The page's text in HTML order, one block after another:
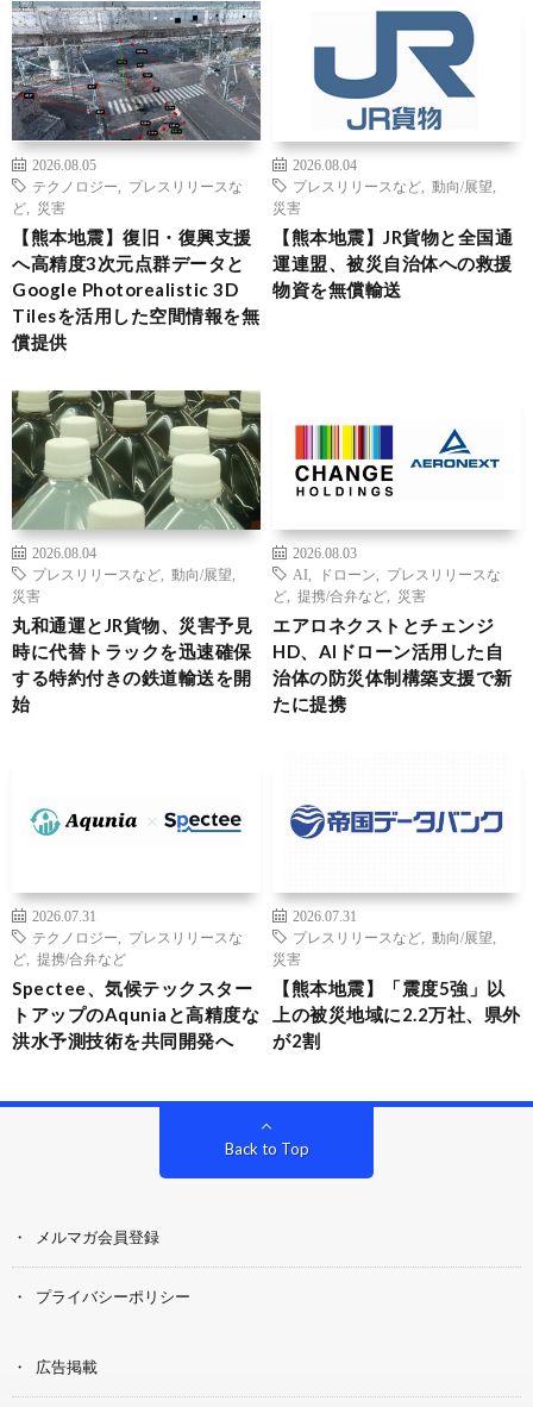
2026.08.05
テクノロジー
プレスリリースな
ど
災害
【熊本地震】復旧・復興支援
へ高精度3次元点群データと
Google Photorealistic 3D
Tilesを活用した空間情報を無
償提供
2026.08.04
プレスリリースなど
動向/展望
災害
【熊本地震】JR貨物と全国通
運連盟、被災自治体への救援
物資を無償輸送
2026.08.04
プレスリリースなど
動向/展望
災害
丸和通運とJR貨物、災害予見
時に代替トラックを迅速確保
する特約付きの鉄道輸送を開
始
2026.08.03
AI
ドローン
プレスリリースな
ど
提携/合弁など 災害
エアロネクストとチェンジ
HD、AIドローン活用した自
治体の防災体制構築支援で新
たに提携
2026.07.31
テクノロジー
プレスリリースな
ど
提携/合弁など
Spectee、気候テックスター
トアップのAquniaと高精度な
洪水予測技術を共同開発へ
2026.07.31
プレスリリースなど
動向/展望
災害
【熊本地震】「震度5強」以
上の被災地域に2.2万社、県外
が2割
Back to Top
メルマガ会員登録
プライバシーポリシー
広告掲載